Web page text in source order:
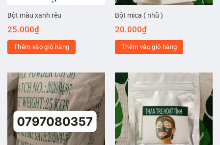
Bột màu xanh rêu
25.000₫
Thêm vào giỏ hàng
Bột mica ( nhũ )
20.000₫
Thêm vào giỏ hàng